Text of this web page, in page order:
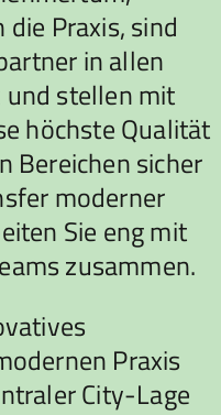
Praxis, sind
in allen
und stellen mit
höchste Qualität
Bereichen sicher
moderner
Sie eng mit
zusammen.
Praxis
City-Lage